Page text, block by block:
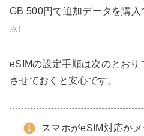
GB 500円で追加データを購入
点）
eSIMの設定手順は次のとおり
させておくと安心です。
スマホがeSIM対応か